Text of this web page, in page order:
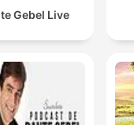
Gebel Live